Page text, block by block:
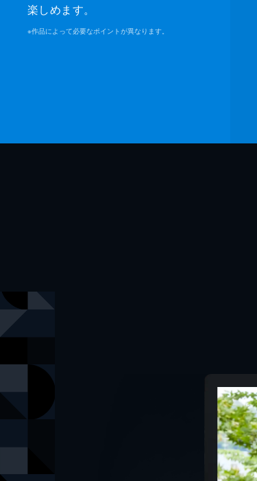
楽しめます。
※作品によって必要なポイントが異なります。